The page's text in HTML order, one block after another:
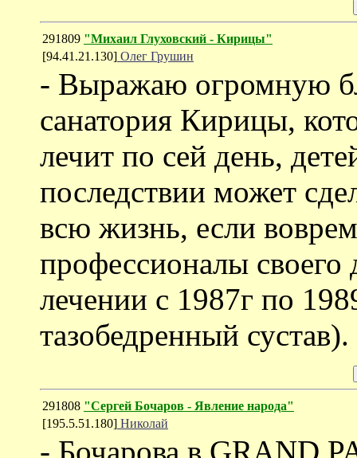
291809 "Михаил Глуховский - Кирицы"
[94.41.21.130] Олег Грушин
- Выражаю огромную
санатория Кирицы,
лечит по сей день,
последствии может
всю жизнь, если
профессионалы
лечении с 1987г по
тазобедренный сустав).
291808 "Сергей Бочаров - Явление народа"
[195.5.51.180] Николай